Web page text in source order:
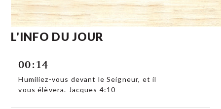
L'INFO DU JOUR
00:14
Humiliez-vous devant le Seigneur, et il
vous élèvera. Jacques 4:10